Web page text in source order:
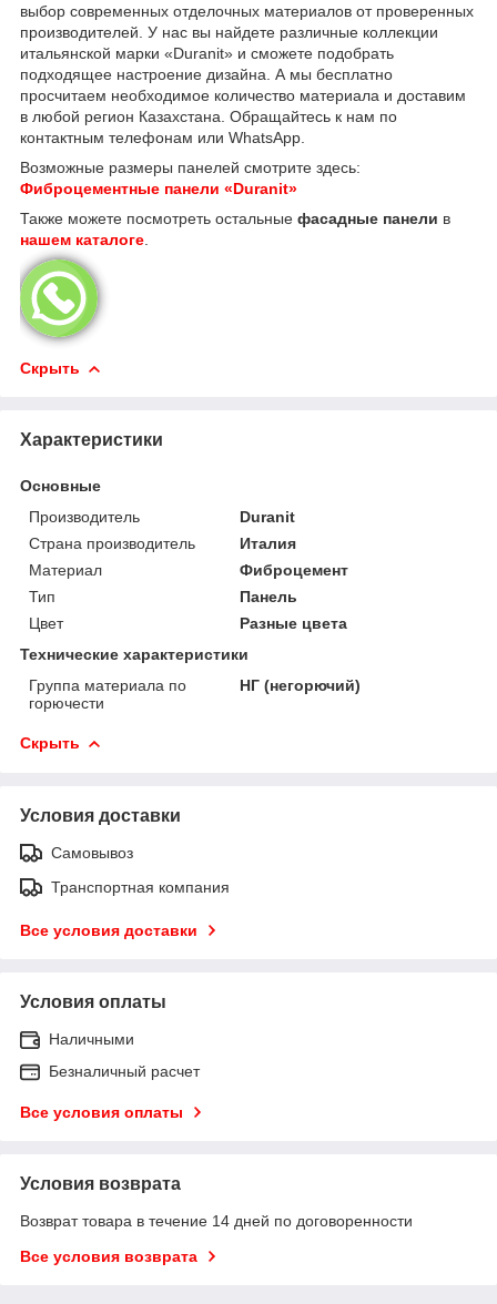
выбор современных отделочных материалов от проверенных
производителей. У нас вы найдете различные коллекции
итальянской марки «Duranit» и сможете подобрать
подходящее настроение дизайна. А мы бесплатно
просчитаем необходимое количество материала и доставим
в любой регион Казахстана. Обращайтесь к нам по
контактным телефонам или WhatsApp.
Возможные размеры панелей смотрите здесь:
Фиброцементные панели «Duranit»
Также можете посмотреть остальные фасадные панели в
нашем каталоге
Скрыть
Характеристики
Основные
Производитель
Duranit
Страна производитель
Италия
Материал
Фиброцемент
Тип
Панель
Цвет
Разные цвета
Технические характеристики
Группа материала по
горючести
НГ (негорючий)
Скрыть
Условия доставки
Самовывоз
Транспортная компания
Все условия доставки
Условия оплаты
Наличными
Безналичный расчет
Все условия оплаты
Условия возврата
Возврат товара в течение 14 дней по договоренности
Все условия возврата